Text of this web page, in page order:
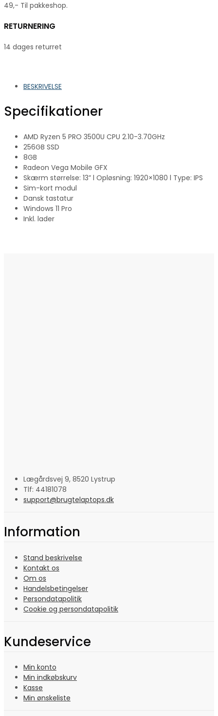
49,- Til pakkeshop.
RETURNERING
14 dages returret
BESKRIVELSE
Specifikationer
AMD Ryzen 5 PRO 3500U CPU 2.10-3.70GHz
256GB SSD
8GB
Radeon Vega Mobile GFX
Skærm størrelse: 13” l Opløsning: 1920×1080 l Type: IPS
Sim-kort modul
Dansk tastatur
Windows 11 Pro
Inkl. lader
Lægårdsvej 9, 8520 Lystrup
Tlf: 44181078
support@brugtelaptops.dk
Information
Stand beskrivelse
Kontakt os
Om os
Handelsbetingelser
Persondatapolitik
Cookie og persondatapolitik
Kundeservice
Min konto
Min indkøbskurv
Kasse
Min ønskeliste